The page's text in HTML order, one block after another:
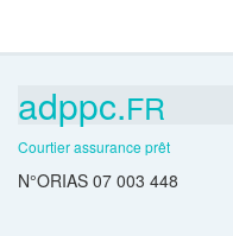
adppc.FR
Courtier assurance prêt
N°ORIAS 07 003 448